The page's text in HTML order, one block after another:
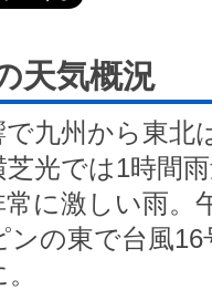
天気概況
九州から東北
光では1時間
に激しい雨。
ンの東で台風